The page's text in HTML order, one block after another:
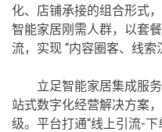
化、店铺承接的组合形式
智能家居刚需人群，以套
流，实现 “内容圈客、线索
立足智能家居集成服
站式数字化经营解决方案
级。平台打通“线上引流-下